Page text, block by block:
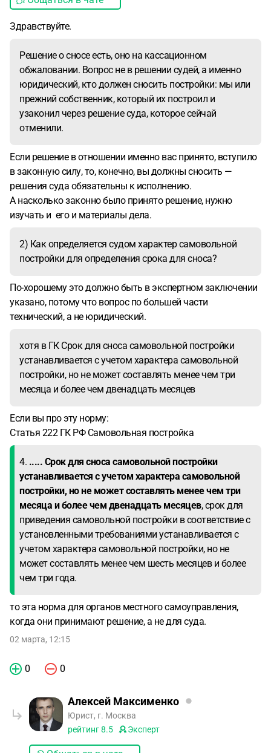
Здравствуйте.
Решение о сносе есть, оно на кассационном
обжаловании. Вопрос не в решении судей, а именно
юридический, кто должен сносить постройки: мы или
прежний собственник, который их построил и
узаконил через решение суда, которое сейчай
отменили.
Если решение в отношении именно вас принято, вступило
в законную силу, то, конечно, вы должны сносить —
решения суда обязательны к исполнению.
А насколько законно было принято решение, нужно
изучать и его и материалы дела.
2) Как определяется судом характер самовольной
постройки для определения срока для сноса?
По-хорошему это должно быть в экспертном заключении
указано, потому что вопрос по большей части
технический, а не юридический.
хотя в ГК Срок для сноса самовольной постройки
устанавливается с учетом характера самовольной
постройки, но не может составлять менее чем три
месяца и более чем двенадцать месяцев
Если вы про эту норму:
Статья 222 ГК РФ Самовольная постройка
4. ..... Срок для сноса самовольной постройки
устанавливается с учетом характера самовольной
постройки, но не может составлять менее чем три
месяца и более чем двенадцать месяцев, срок для
приведения самовольной постройки в соответствие с
установленными требованиями устанавливается с
учетом характера самовольной постройки, но не
может составлять менее чем шесть месяцев и более
чем три года.
то эта норма для органов местного самоуправления,
когда они принимают решение, а не для суда.
02 марта, 12:15
0 0
Алексей Максименко
Юрист, г. Москва
рейтинг8.5 Эксперт